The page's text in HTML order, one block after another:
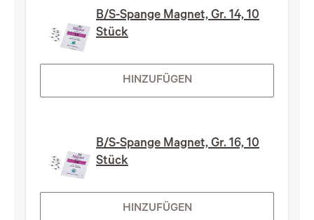
B/S-Spange Magnet, Gr. 14, 10
Stück
HINZUFÜGEN
B/S-Spange Magnet, Gr. 16, 10
Stück
HINZUFÜGEN